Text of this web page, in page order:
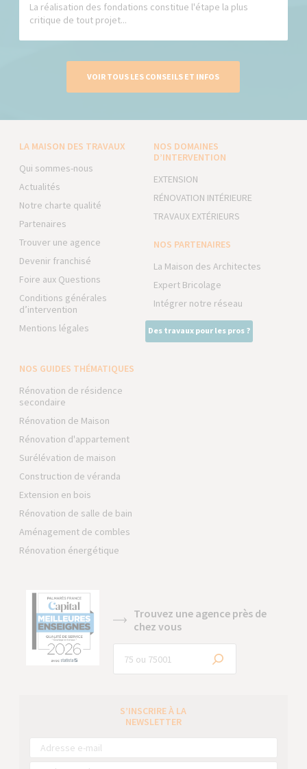
La réalisation des fondations constitue l'étape la plus
critique de tout projet...
VOIR TOUS LES CONSEILS ET INFOS
LA MAISON DES TRAVAUX
Qui sommes-nous
Actualités
Notre charte qualité
Partenaires
Trouver une agence
Devenir franchisé
Foire aux Questions
Conditions générales
d’intervention
Mentions légales
NOS DOMAINES
D’INTERVENTION
EXTENSION
RÉNOVATION INTÉRIEURE
TRAVAUX EXTÉRIEURS
NOS PARTENAIRES
La Maison des Architectes
Expert Bricolage
Intégrer notre réseau
Des travaux pour les pros ?
NOS GUIDES THÉMATIQUES
Rénovation de résidence
secondaire
Rénovation de Maison
Rénovation d'appartement
Surélévation de maison
Construction de véranda
Extension en bois
Rénovation de salle de bain
Aménagement de combles
Rénovation énergétique
Trouvez une agence près de
chez vous
S’INSCRIRE À LA
NEWSLETTER